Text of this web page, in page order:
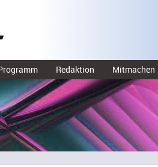
Redaktion Mitmachen